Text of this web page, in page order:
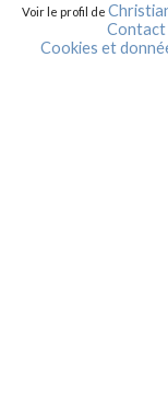
Voir le profil de
Contact
Cookies et